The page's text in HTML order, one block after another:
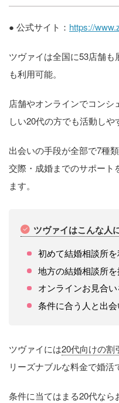
● 公式サイト： https://
ツヴァイは全国に53店舗
も利用可能。
店舗やオンラインでコン
しい20代の方でも活動しや
出会いの手段が全部で7種
交際・成婚までのサポート
ます。
ツヴァイはこんな人
初めて結婚相談所
地方の結婚相談所
オンラインお見合
条件に合う人と出会
ツヴァイには20代向けの割
リーズナブルな料金で婚活
条件に当てはまる20代な